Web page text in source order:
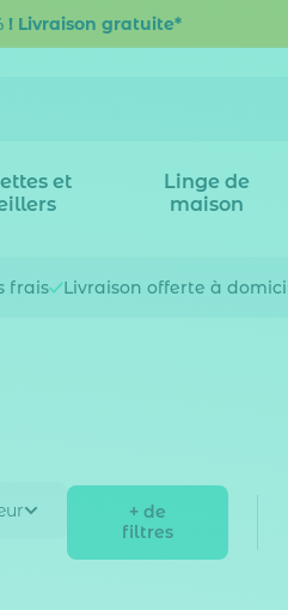
! Livraison gratuite*
et
Linge de
maison
frais Livraison offerte à
+ de
filtres